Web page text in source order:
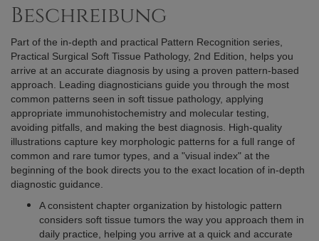
Beschreibung
Part of the in-depth and practical Pattern Recognition series,
Practical Surgical Soft Tissue Pathology, 2nd Edition, helps you
arrive at an accurate diagnosis by using a proven pattern-based
approach. Leading diagnosticians guide you through the most
common patterns seen in soft tissue pathology, applying
appropriate immunohistochemistry and molecular testing,
avoiding pitfalls, and making the best diagnosis. High-quality
illustrations capture key morphologic patterns for a full range of
common and rare tumor types, and a "visual index" at the
beginning of the book directs you to the exact location of in-depth
diagnostic guidance.
A consistent chapter organization by histologic pattern
considers soft tissue tumors the way you approach them in
daily practice, helping you arrive at a quick and accurate